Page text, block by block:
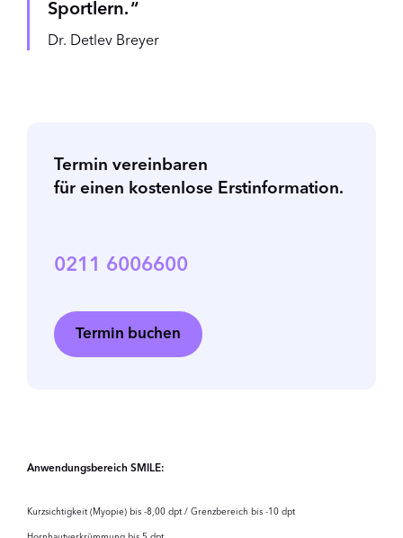
Sportlern.
Dr. Detlev Breyer
Termin vereinbaren
für einen kostenlose Erstinformation.
0211 6006600
Termin buchen
Anwendungsbereich SMILE:
Kurzsichtigkeit (Myopie) bis -8,00 dpt / Grenzbereich bis -10 dpt